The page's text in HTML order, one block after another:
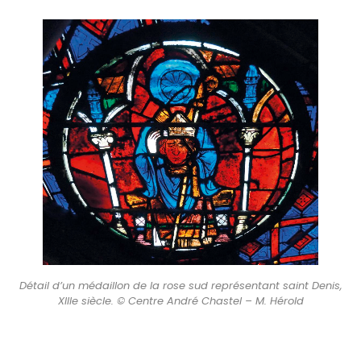
Détail d’un médaillon de la rose sud représentant saint Denis,
XIIIe siècle. © Centre André Chastel – M. Hérold